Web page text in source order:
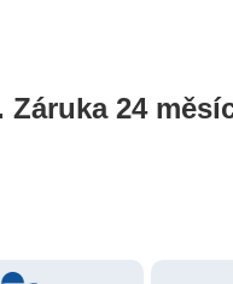
Záruka 24